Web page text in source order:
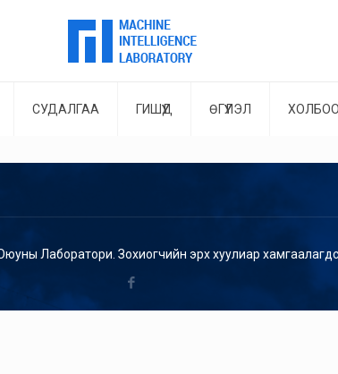
СУДАЛГАА ГИШҮҮД ӨГҮҮЛЭЛ
Лаборатори. Зохиогчийн эрх хуулиар